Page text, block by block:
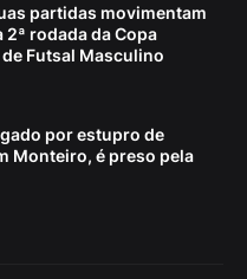
partidas movimentam
2ª rodada da Copa
Futsal Masculino
por estupro de
Monteiro, é preso pela